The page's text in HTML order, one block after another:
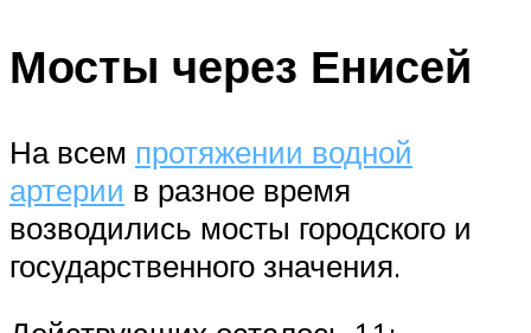
Мосты через Енисей
На всем протяжении водной
артерии в разное время
возводились мосты городского и
государственного значения.